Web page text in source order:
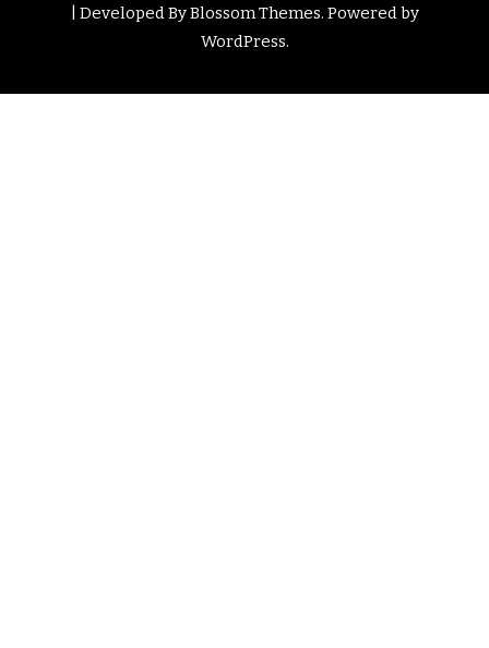
| Developed ByBlossom Themes. Powered by
WordPress.